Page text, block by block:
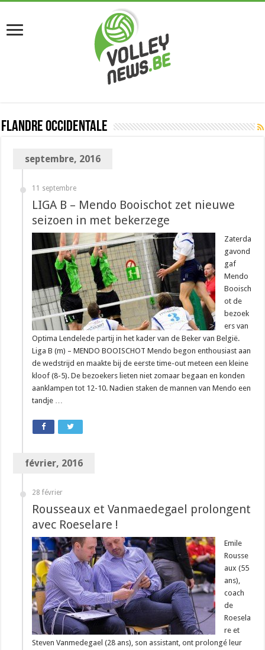
Flandre occidentale
septembre, 2016
11 septembre
LIGA B – Mendo Booischot zet nieuwe
seizoen in met bekerzege
Zaterda
gavond
gaf
Mendo
Booisch
ot de
bezoek
ers van
Optima Lendelede partij in het kader van de Beker van België.
Liga B (m) – MENDO BOOISCHOT Mendo begon enthousiast aan
de wedstrijd en maakte bij de eerste time-out meteen een kleine
kloof (8-5). De bezoekers lieten niet zomaar begaan en konden
aanklampen tot 12-10. Nadien staken de mannen van Mendo een
tandje …
février, 2016
28 février
Rousseaux et Vanmaedegael prolongent
avec Roeselare !
Emile
Rousse
aux (55
ans),
coach
de
Roesela
re et
Steven Vanmedegael (28 ans), son assistant, ont prolongé leur